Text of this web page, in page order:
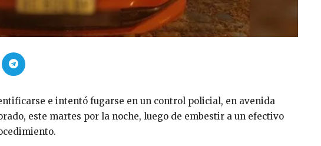
e intentó fugarse en un control policial, en avenida
este martes por la noche, luego de embestir a un efectivo